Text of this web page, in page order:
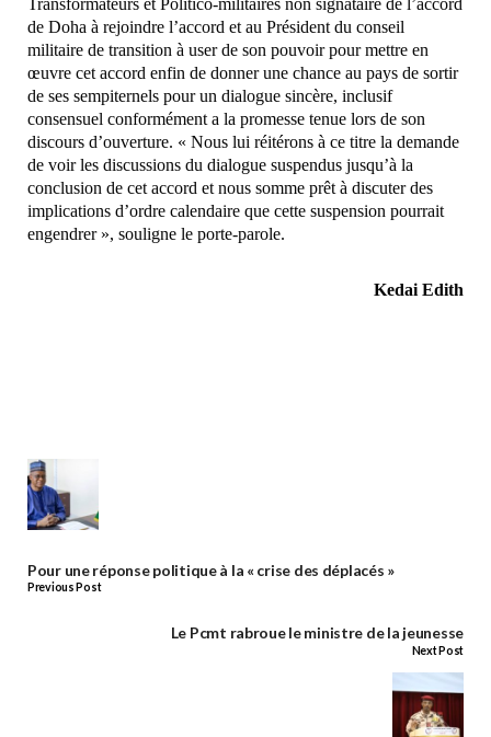
de Doha à rejoindre l’accord et au Président du conseil
militaire de transition à user de son pouvoir pour mettre en
œuvre cet accord enfin de donner une chance au pays de sortir
de ses sempiternels pour un dialogue sincère, inclusif
consensuel conformément a la promesse tenue lors de son
discours d’ouverture. « Nous lui réitérons à ce titre la demande
de voir les discussions du dialogue suspendus jusqu’à la
conclusion de cet accord et nous somme prêt à discuter des
implications d’ordre calendaire que cette suspension pourrait
engendrer », souligne le porte-parole.
Kedai Edith
Pour une réponse politique à la « crise des déplacés »
Previous Post
Le Pcmt rabroue le ministre de la jeunesse
Next Post